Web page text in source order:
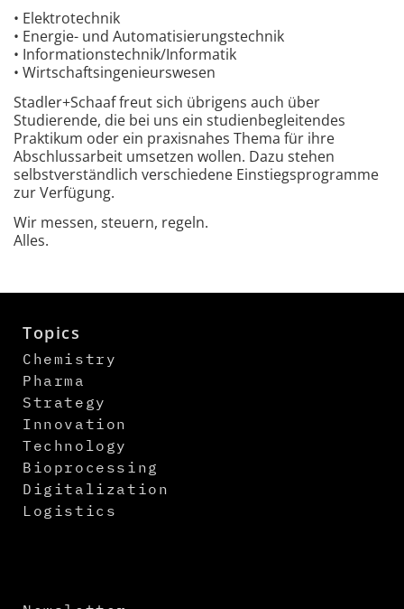
• Elektrotechnik
• Energie- und Automatisierungstechnik
• Informationstechnik/Informatik
• Wirtschaftsingenieurswesen
Stadler+Schaaf freut sich übrigens auch über
Studierende, die bei uns ein studienbegleitendes
Praktikum oder ein praxisnahes Thema für ihre
Abschlussarbeit umsetzen wollen. Dazu stehen
selbstverständlich verschiedene Einstiegsprogramme
zur Verfügung.
Wir messen, steuern, regeln.
Alles.
Topics
Chemistry
Pharma
Strategy
Innovation
Technology
Bioprocessing
Digitalization
Logistics